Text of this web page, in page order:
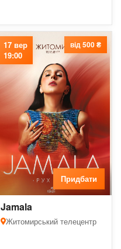
17 вер
19:00
від 500 ₴
Придбати
Jamala
Житомирський телецентр